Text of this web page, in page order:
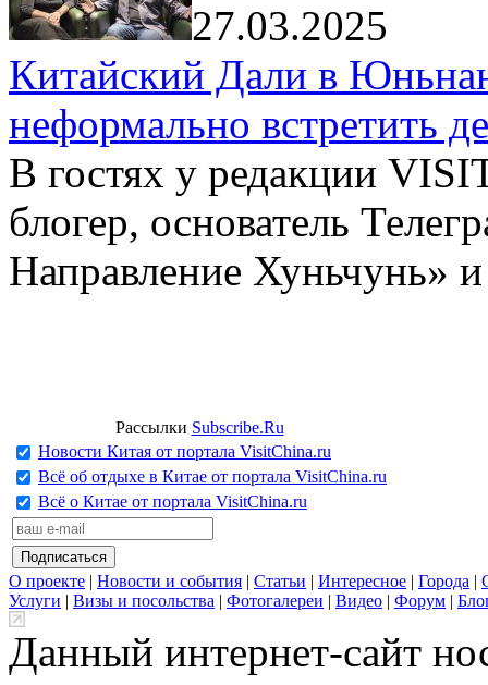
27.03.2025
Китайский Дали в
неформально встретить
В гостях у редакции
блогер, основатель
Направление Хуньчунь»
Рассылки Subscribe.Ru
Новости Китая от портала VisitChina.ru
Всё об отдыхе в Китае от портала VisitChina.ru
Всё о Китае от портала VisitChina.ru
О проекте | Новости и события | Статьи | Интересное | Города |
Услуги | Визы и посольства | Фотогалереи | Видео | Форум |
Данный интернет-сайт